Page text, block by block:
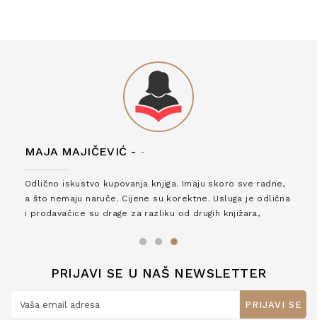
MAJA MAJIČEVIĆ - -
Odlično iskustvo kupovanja knjiga. Imaju skoro sve radne,
a što nemaju naruče. Cijene su korektne. Usluga je odlična
i prodavačice su drage za razliku od drugih knjižara,
PRIJAVI SE U NAŠ NEWSLETTER
PRIJAVI SE